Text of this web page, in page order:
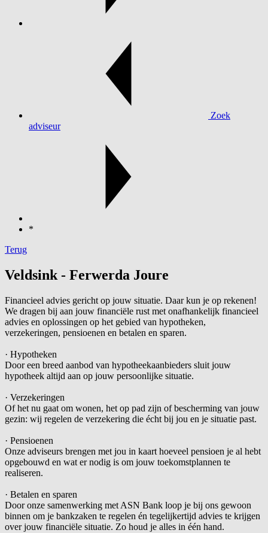
Zoek
adviseur
*
Terug
Veldsink - Ferwerda Joure
Financieel advies gericht op jouw situatie. Daar kun je op rekenen!
We dragen bij aan jouw financiële rust met onafhankelijk financieel
advies en oplossingen op het gebied van hypotheken,
verzekeringen, pensioenen en betalen en sparen.
· Hypotheken
Door een breed aanbod van hypotheekaanbieders sluit jouw
hypotheek altijd aan op jouw persoonlijke situatie.
· Verzekeringen
Of het nu gaat om wonen, het op pad zijn of bescherming van jouw
gezin: wij regelen de verzekering die écht bij jou en je situatie past.
· Pensioenen
Onze adviseurs brengen met jou in kaart hoeveel pensioen je al hebt
opgebouwd en wat er nodig is om jouw toekomstplannen te
realiseren.
· Betalen en sparen
Door onze samenwerking met ASN Bank loop je bij ons gewoon
binnen om je bankzaken te regelen én tegelijkertijd advies te krijgen
over jouw financiële situatie. Zo houd je alles in één hand.